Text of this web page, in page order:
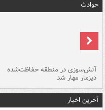
حوادث
آتش‌سوزی در منطقه حفاظت‌شده
دیزمار مهار شد
آخرین اخبار